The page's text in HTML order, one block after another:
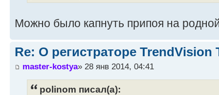
Можно было капнуть припоя на
Re: О регистраторе TrendVision
master-kostya» 28 янв 2014, 04:41
polinom писал(а):